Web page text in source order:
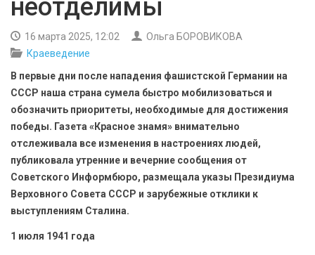
БЕЗОПАСНОСТЬ
АРХИВ PDF
неотделимы
16 марта 2025, 12:02
Ольга БОРОВИКОВА
Краеведение
В первые дни после нападения фашистской Германии на
СССР наша страна сумела быстро мобилизоваться и
обозначить приоритеты, необходимые для достижения
победы. Газета «Красное знамя» внимательно
отслеживала все изменения в настроениях людей,
публиковала утренние и вечерние сообщения от
Советского Информбюро, размещала указы Президиума
Верховного Совета СССР и зарубежные отклики к
выступлениям Сталина.
1 июля 1941 года